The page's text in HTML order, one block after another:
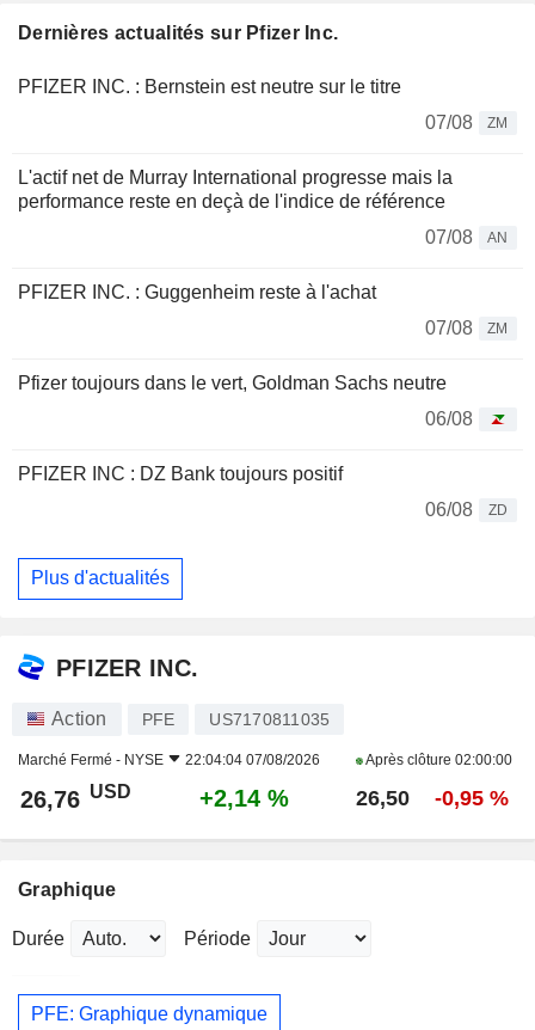
Dernières actualités sur Pfizer Inc.
PFIZER INC. : Bernstein est neutre sur le titre
07/08
ZM
L'actif net de Murray International progresse mais la
performance reste en deçà de l'indice de référence
07/08
AN
PFIZER INC. : Guggenheim reste à l'achat
07/08
ZM
Pfizer toujours dans le vert, Goldman Sachs neutre
06/08
PFIZER INC : DZ Bank toujours positif
06/08
ZD
Plus d'actualités
PFIZER INC.
Action PFE US7170811035
Marché Fermé - NYSE 22:04:04 07/08/2026 Après clôture 02:00:00
26,76 USD +2,14 % 26,50 -0,95 %
Graphique
Durée Période
PFE: Graphique dynamique